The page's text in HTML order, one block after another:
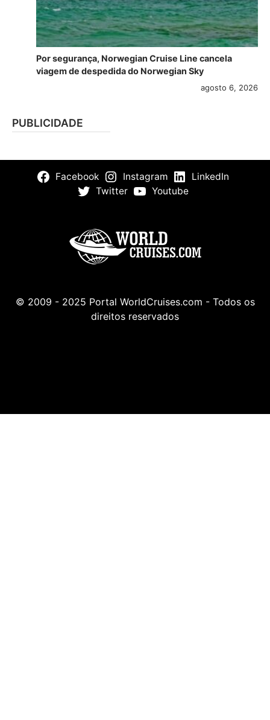
Por segurança, Norwegian Cruise Line cancela
viagem de despedida do Norwegian Sky
agosto 6, 2026
PUBLICIDADE
Facebook Instagram
LinkedIn
Twitter
Youtube
© 2009 - 2025 Portal WorldCruises.com - Todos os
direitos reservados